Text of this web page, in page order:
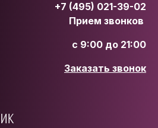
+7 (495) 021-39-02
Прием звонков
с 9:00 до 21:00
Заказать звонок